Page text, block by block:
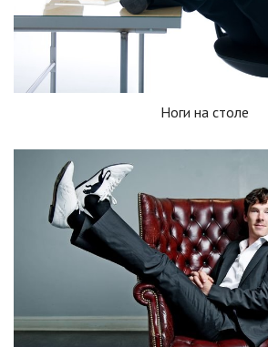
Ноги на столе